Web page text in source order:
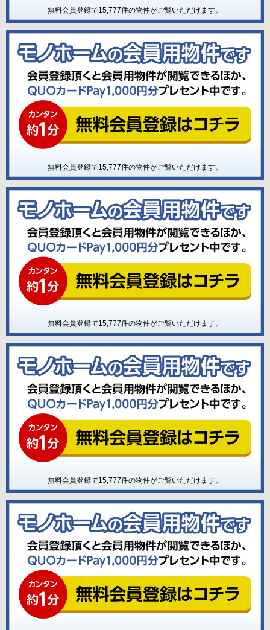
無料会員登録で15,777件の物件がご覧いただけます。
無料会員登録で15,777件の物件がご覧いただけます。
無料会員登録で15,777件の物件がご覧いただけます。
無料会員登録で15,777件の物件がご覧いただけます。